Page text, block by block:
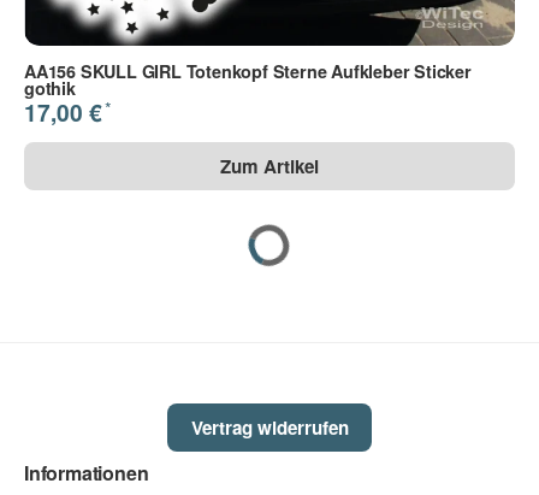
AA156 SKULL GIRL Totenkopf Sterne Aufkleber Sticker
gothik
17,00 €*
Zum Artikel
Vertrag widerrufen
Informationen